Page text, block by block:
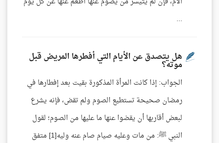
...
هل يتصدق عن الأيام التي أفطرها المريض قبل
موته؟
الجواب: إذا كانت المرأة المذكورة بقيت بعد إفطارها في
رمضان صحيحة تستطيع الصوم ولم تقض، فإنه يشرع
لبعض أقاربها أن يقضوا عنها ما عليها من الصوم؛ لقول
النبي ﷺ: من مات وعليه صيام صام عنه وليه[1] متفق